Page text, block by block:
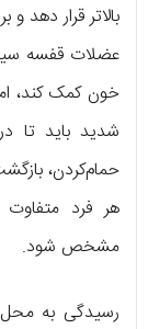
بالاتر قرار
عضلات قفسه
خون کمک کند،
شدید باید تا
حمام‌کردن،
هر فرد
مشخص شود.
رسیدگی به محل